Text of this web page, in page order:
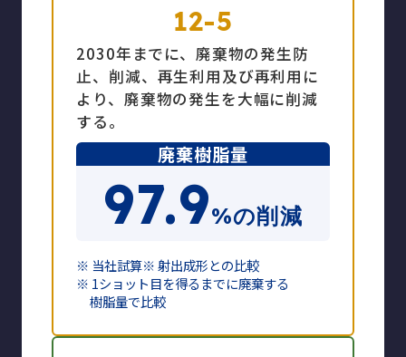
12-5
2030年までに、廃棄物の発生防
止、削減、再生利用及び再利用に
より、廃棄物の発生を大幅に削減
する。
廃棄樹脂量
97.9%の削減
※ 当社試算※ 射出成形との比較
※ 1ショット目を得るまでに廃棄する
樹脂量で比較